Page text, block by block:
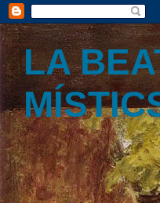
LA